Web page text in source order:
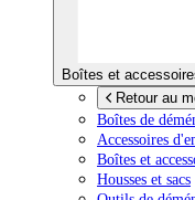
Boîtes et
Retour au
Boîtes de
Accessoires
Boîtes et
Housses et sacs